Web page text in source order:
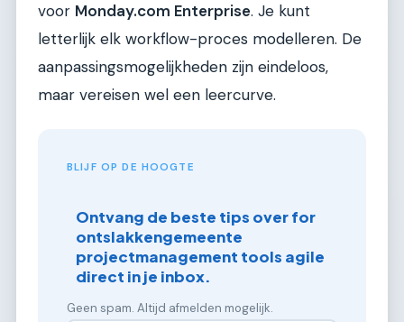
voor Monday.com Enterprise. Je kunt
letterlijk elk workflow-proces modelleren. De
aanpassingsmogelijkheden zijn eindeloos,
maar vereisen wel een leercurve.
BLIJF OP DE HOOGTE
Ontvang de beste tips over for
ontslakkengemeente
projectmanagement tools agile
direct in je inbox.
Geen spam. Altijd afmelden mogelijk.